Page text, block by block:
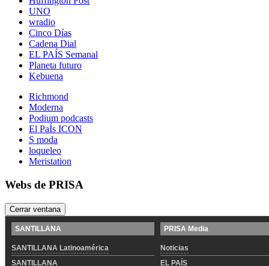
UNO
wradio
Cinco Días
Cadena Dial
EL PAÍS Semanal
Planeta futuro
Kebuena
Richmond
Moderna
Podium podcasts
El PaÍs ICON
S moda
loqueleo
Meristation
Webs de PRISA
Cerrar ventana